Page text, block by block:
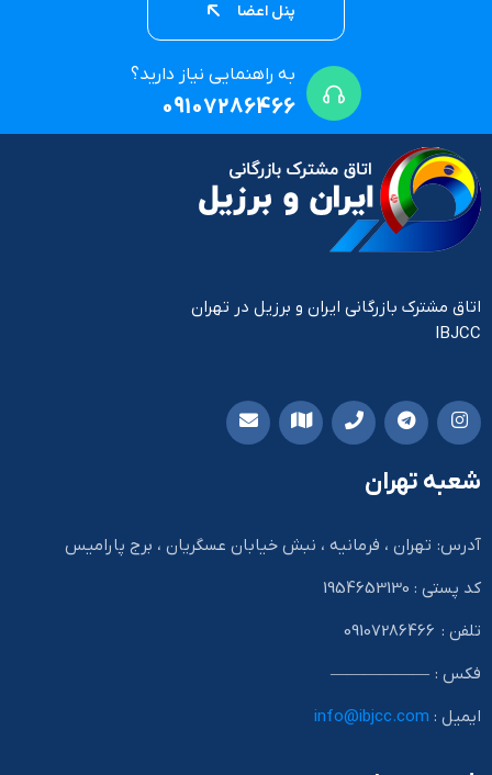
پنل اعضا
به راهنمایی نیاز دارید؟
09107286466
اتاق مشترک بازرگانی ایران و برزیل در تهران
IBJCC
شعبه تهران
آدرس: تهران ، فرمانیه ، نبش خیابان عسگریان ، برج پارامیس
کد پستی : 1954653130
تلفن : 09107286466
فکس : ——————
ایمیل : info@ibjcc.com